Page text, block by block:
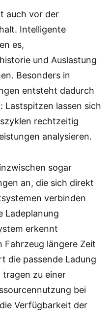
auch vor der
Intelligente
es,
und Auslastung
Besonders in
entsteht dadurch
lassen sich
rechtzeitig
analysieren.
sogar
an, die sich direkt
verbinden
Ladeplanung
erkennt
Fahrzeug längere Zeit
die passende Ladung
tragen zu einer
bei
Verfügbarkeit der